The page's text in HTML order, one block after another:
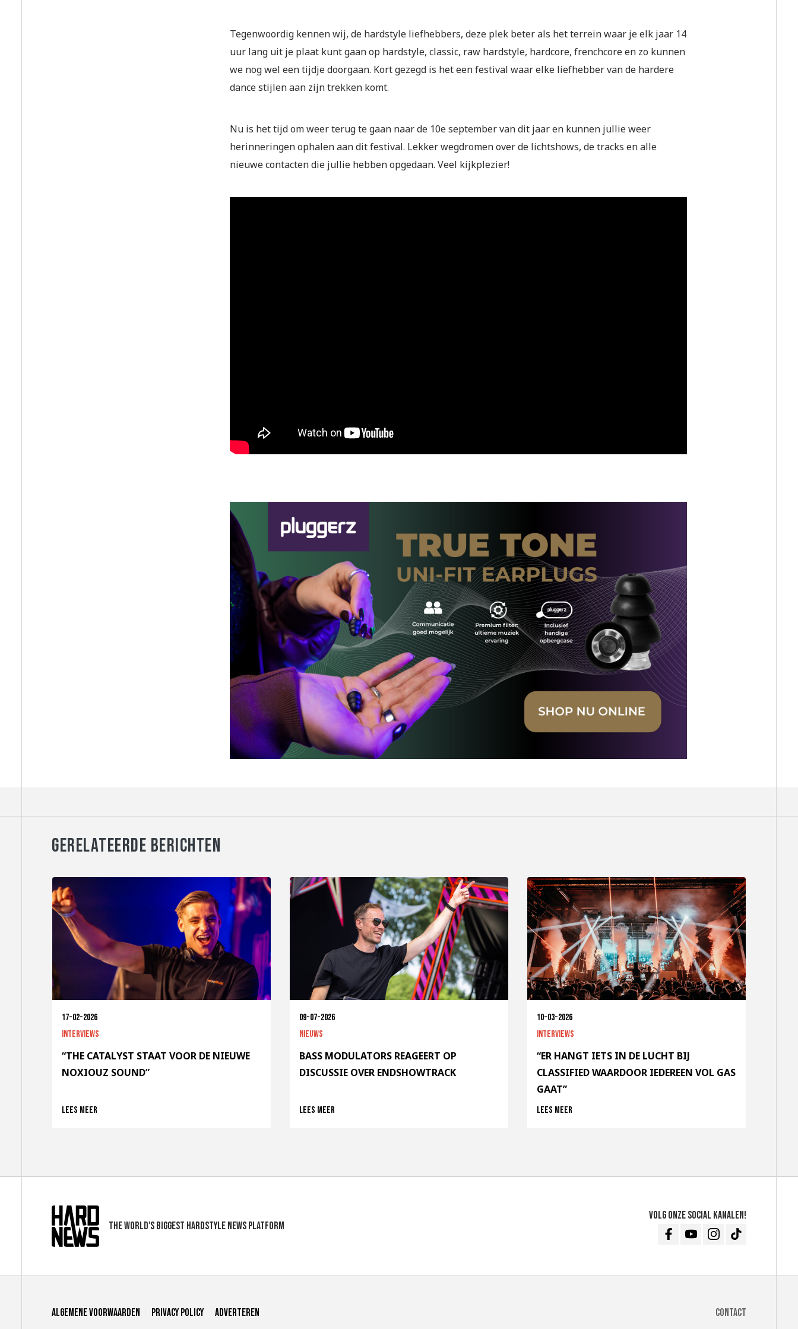
Tegenwoordig kennen wij, de hardstyle liefhebbers, deze plek beter als het terrein waar je elk jaar 14
uur lang uit je plaat kunt gaan op hardstyle, classic, raw hardstyle, hardcore, frenchcore en zo kunnen
we nog wel een tijdje doorgaan. Kort gezegd is het een festival waar elke liefhebber van de hardere
dance stijlen aan zijn trekken komt.
Nu is het tijd om weer terug te gaan naar de 10e september van dit jaar en kunnen jullie weer
herinneringen ophalen aan dit festival. Lekker wegdromen over de lichtshows, de tracks en alle
nieuwe contacten die jullie hebben opgedaan. Veel kijkplezier!
GERELATEERDE BERICHTEN
17-02-2026
Interviews
“THE CATALYST STAAT VOOR DE NIEUWE
NOXIOUZ SOUND”
Lees meer
09-07-2026
Nieuws
BASS MODULATORS REAGEERT OP
DISCUSSIE OVER ENDSHOWTRACK
Lees meer
10-03-2026
Interviews
“ER HANGT IETS IN DE LUCHT BIJ
CLASSIFIED WAARDOOR IEDEREEN VOL GAS
GAAT”
Lees meer
The world's biggest hardstyle news platform
Volg onze social kanalen!
FacebookYoutubeInstagramTikTok
Algemene voorwaarden Privacy Policy Adverteren Contact